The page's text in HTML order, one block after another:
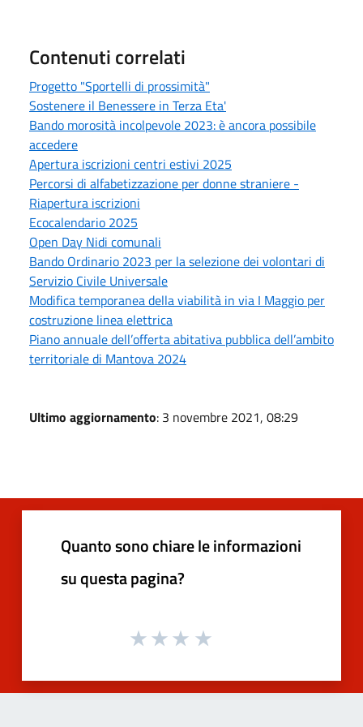
Contenuti correlati
Progetto "Sportelli di prossimità"
Sostenere il Benessere in Terza Eta'
Bando morosità incolpevole 2023: è ancora possibile
accedere
Apertura iscrizioni centri estivi 2025
Percorsi di alfabetizzazione per donne straniere -
Riapertura iscrizioni
Ecocalendario 2025
Open Day Nidi comunali
Bando Ordinario 2023 per la selezione dei volontari di
Servizio Civile Universale
Modifica temporanea della viabilità in via I Maggio per
costruzione linea elettrica
Piano annuale dell’offerta abitativa pubblica dell’ambito
territoriale di Mantova 2024
Ultimo aggiornamento: 3 novembre 2021, 08:29
Quanto sono chiare le informazioni
su questa pagina?